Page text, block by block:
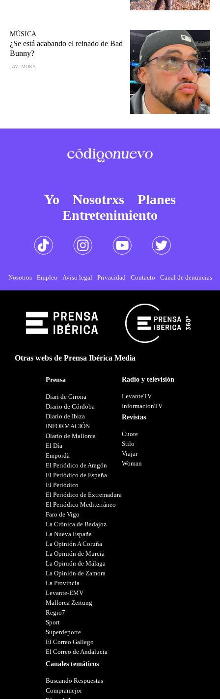
MÚSICA
¿Se está acabando el reinado de Bad
Bunny?
JAVI MORA
Yo Nosotrxs
Planes
Entretenimiento
Nosotros Empleo Aviso legal Privacidad Contacto Canal de denuncias
Otras webs de Prensa Ibérica Media
Prensa
Diari de Girona
Diario de Córdoba
Diario de Ibiza
INFORMACIÓN
Diario de Mallorca
El Día
Empordà
El Periódico de Aragón
El Periódico de España
El Periódico
El Periódico de Extremadura
El Periódico Mediterráneo
Faro de Vigo
La Crónica de Badajoz
La Nueva España
La Opinión A Coruña
La Opinión de Murcia
La Opinión de Málaga
La Opinión de Zamora
La Provincia
Levante-EMV
Mallorca Zeitung
Regio7
Sport
Superdeporte
El Correo Gallego
El Correo de Andalucia
Canales temáticos
Buscando Respuestas
Compramejor
Radio y televisión
LevanteTV
InformacionTV
Revistas
Cuore
Stilo
Viajar
Woman